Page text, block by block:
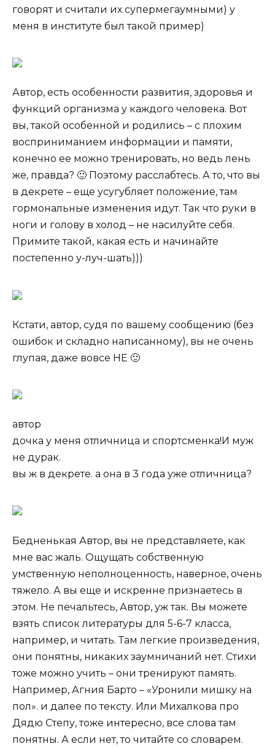
говорят и считали их супермегаумными) у
меня в институте был такой пример)
Автор, есть особенности развития, здоровья и
функций организма у каждого человека. Вот
вы, такой особенной и родились – с плохим
восприниманием информации и памяти,
конечно ее можно тренировать, но ведь лень
же, правда? 🙂 Поэтому расслабтесь. А то, что вы
в декрете – еще усугубляет положение, там
гормональные изменения идут. Так что руки в
ноги и голову в холод – не насилуйте себя.
Примите такой, какая есть и начинайте
постепенно у-луч-шать)))
Кстати, автор, судя по вашему сообщению (без
ошибок и складно написанному), вы не очень
глупая, даже вовсе НЕ 🙂
автор
дочка у меня отличница и спортсменка!И муж
не дурак.
вы ж в декрете. а она в 3 года уже отличница?
Бедненькая Автор, вы не представляете, как
мне вас жаль. Ощущать собственную
умственную неполноценность, наверное, очень
тяжело. А вы еще и искренне признаетесь в
этом. Не печальтесь, Автор, уж так. Вы можете
взять список литературы для 5-6-7 класса,
например, и читать. Там легкие произведения,
они понятны, никаких заумничаний нет. Стихи
тоже можно учить – они тренируют память.
Например, Агния Барто – «Уронили мишку на
пол». и далее по тексту. Или Михалкова про
Дядю Степу, тоже интересно, все слова там
понятны. А если нет, то читайте со словарем.